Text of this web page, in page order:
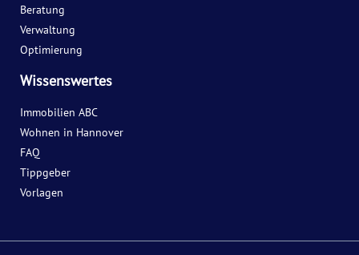
Beratung
Verwaltung
Optimierung
Wissenswertes
Immobilien ABC
Wohnen in Hannover
FAQ
Tippgeber
Vorlagen